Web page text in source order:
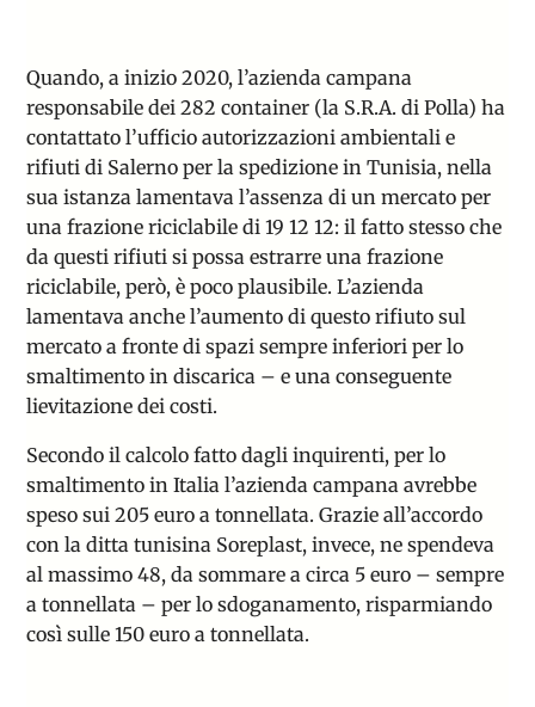
Quando, a inizio 2020, l’azienda campana
responsabile dei 282 container (la S.R.A. di Polla) ha
contattato l’ufficio autorizzazioni ambientali e
rifiuti di Salerno per la spedizione in Tunisia, nella
sua istanza lamentava l’assenza di un mercato per
una frazione riciclabile di 19 12 12: il fatto stesso che
da questi rifiuti si possa estrarre una frazione
riciclabile, però, è poco plausibile. L’azienda
lamentava anche l’aumento di questo rifiuto sul
mercato a fronte di spazi sempre inferiori per lo
smaltimento in discarica – e una conseguente
lievitazione dei costi.
Secondo il calcolo fatto dagli inquirenti, per lo
smaltimento in Italia l’azienda campana avrebbe
speso sui 205 euro a tonnellata. Grazie all’accordo
con la ditta tunisina Soreplast, invece, ne spendeva
al massimo 48, da sommare a circa 5 euro – sempre
a tonnellata – per lo sdoganamento, risparmiando
così sulle 150 euro a tonnellata.